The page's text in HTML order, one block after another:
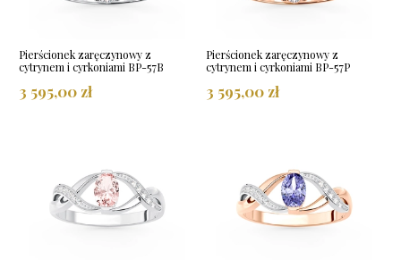
Pierścionek zaręczynowy z
cytrynem i cyrkoniami BP-57B
3 595,00 zł
Pierścionek zaręczynowy z
cytrynem i cyrkoniami BP-57P
3 595,00 zł